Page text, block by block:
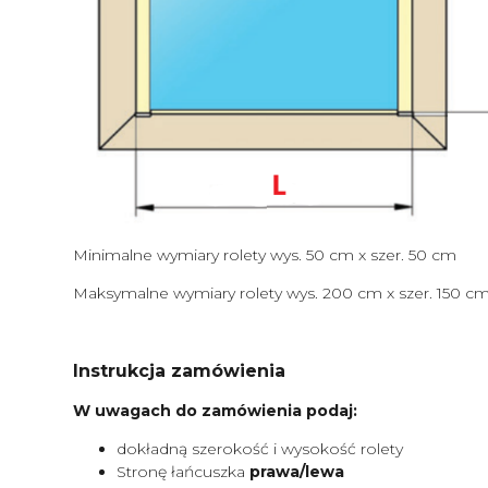
Minimalne wymiary rolety wys. 50 cm x szer. 50 cm
Maksymalne wymiary rolety wys. 200 cm x szer. 150
Instrukcja zamówienia
W uwagach do zamówienia podaj:
dokładną szerokość i wysokość rolety
Stronę łańcuszka prawa/lewa